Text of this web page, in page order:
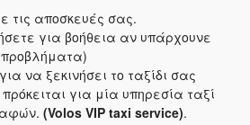
τις αποσκευές σας.
για βοήθεια αν υπάρχουνε
προβλήματα)
να ξεκινήσει το ταξίδι σας
για μία υπηρεσία ταξί
(Volos VIP taxi service).